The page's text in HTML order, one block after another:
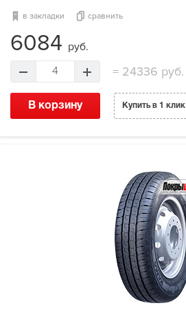
в закладки сравнить
6084 руб.
4 =24336 руб.
В корзину Купить в 1 клик